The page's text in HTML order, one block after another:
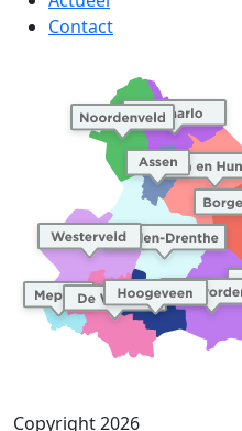
Contact
Copyright 2026